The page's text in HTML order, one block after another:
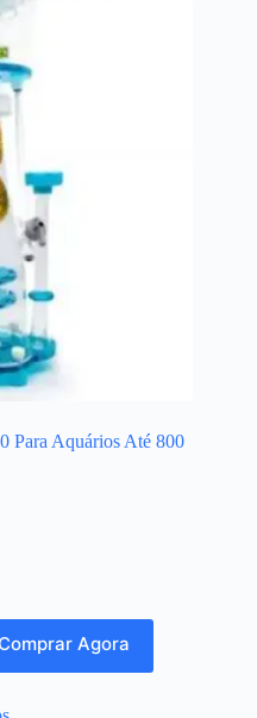
Para Aquários Até 800
Comprar Agora